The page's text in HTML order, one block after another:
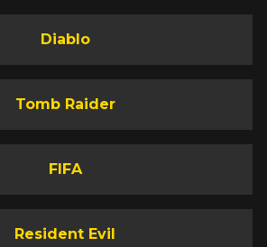
Diablo
Tomb Raider
FIFA
Resident Evil